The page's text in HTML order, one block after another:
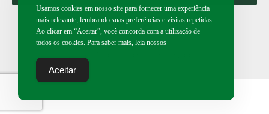
Usamos cookies em nosso site para fornecer uma experiência
mais relevante, lembrando suas preferências e visitas repetidas.
Ao clicar em “Aceitar”, você concorda com a utilização de
todos os cookies. Para saber mais, leia nossos
Aceitar